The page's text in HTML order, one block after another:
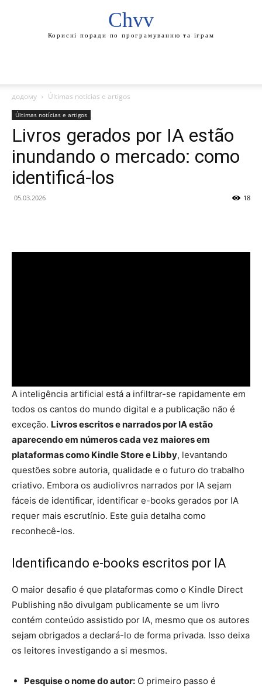
Chvv
Корисні поради по програмуванню та іграм
додому Últimas notícias e artigos
Últimas notícias e artigos
Livros gerados por IA estão
inundando o mercado: como
identificá-los
05.03.2026 18
A inteligência artificial está a infiltrar-se rapidamente em
todos os cantos do mundo digital e a publicação não é
exceção. Livros escritos e narrados por IA estão
aparecendo em números cada vez maiores em
plataformas como Kindle Store e Libby, levantando
questões sobre autoria, qualidade e o futuro do trabalho
criativo. Embora os audiolivros narrados por IA sejam
fáceis de identificar, identificar e-books gerados por IA
requer mais escrutínio. Este guia detalha como
reconhecê-los.
Identificando e-books escritos por IA
O maior desafio é que plataformas como o Kindle Direct
Publishing não divulgam publicamente se um livro
contém conteúdo assistido por IA, mesmo que os autores
sejam obrigados a declará-lo de forma privada. Isso deixa
os leitores investigando a si mesmos.
Pesquise o nome do autor: O primeiro passo é